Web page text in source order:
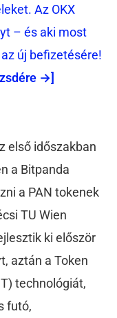
Az OKX
– és aki most
új befizetésére!
→]
első időszakban
a Bitpanda
a PAN tokenek
TU Wien
ki először
aztán a Token
technológiát,
futó,